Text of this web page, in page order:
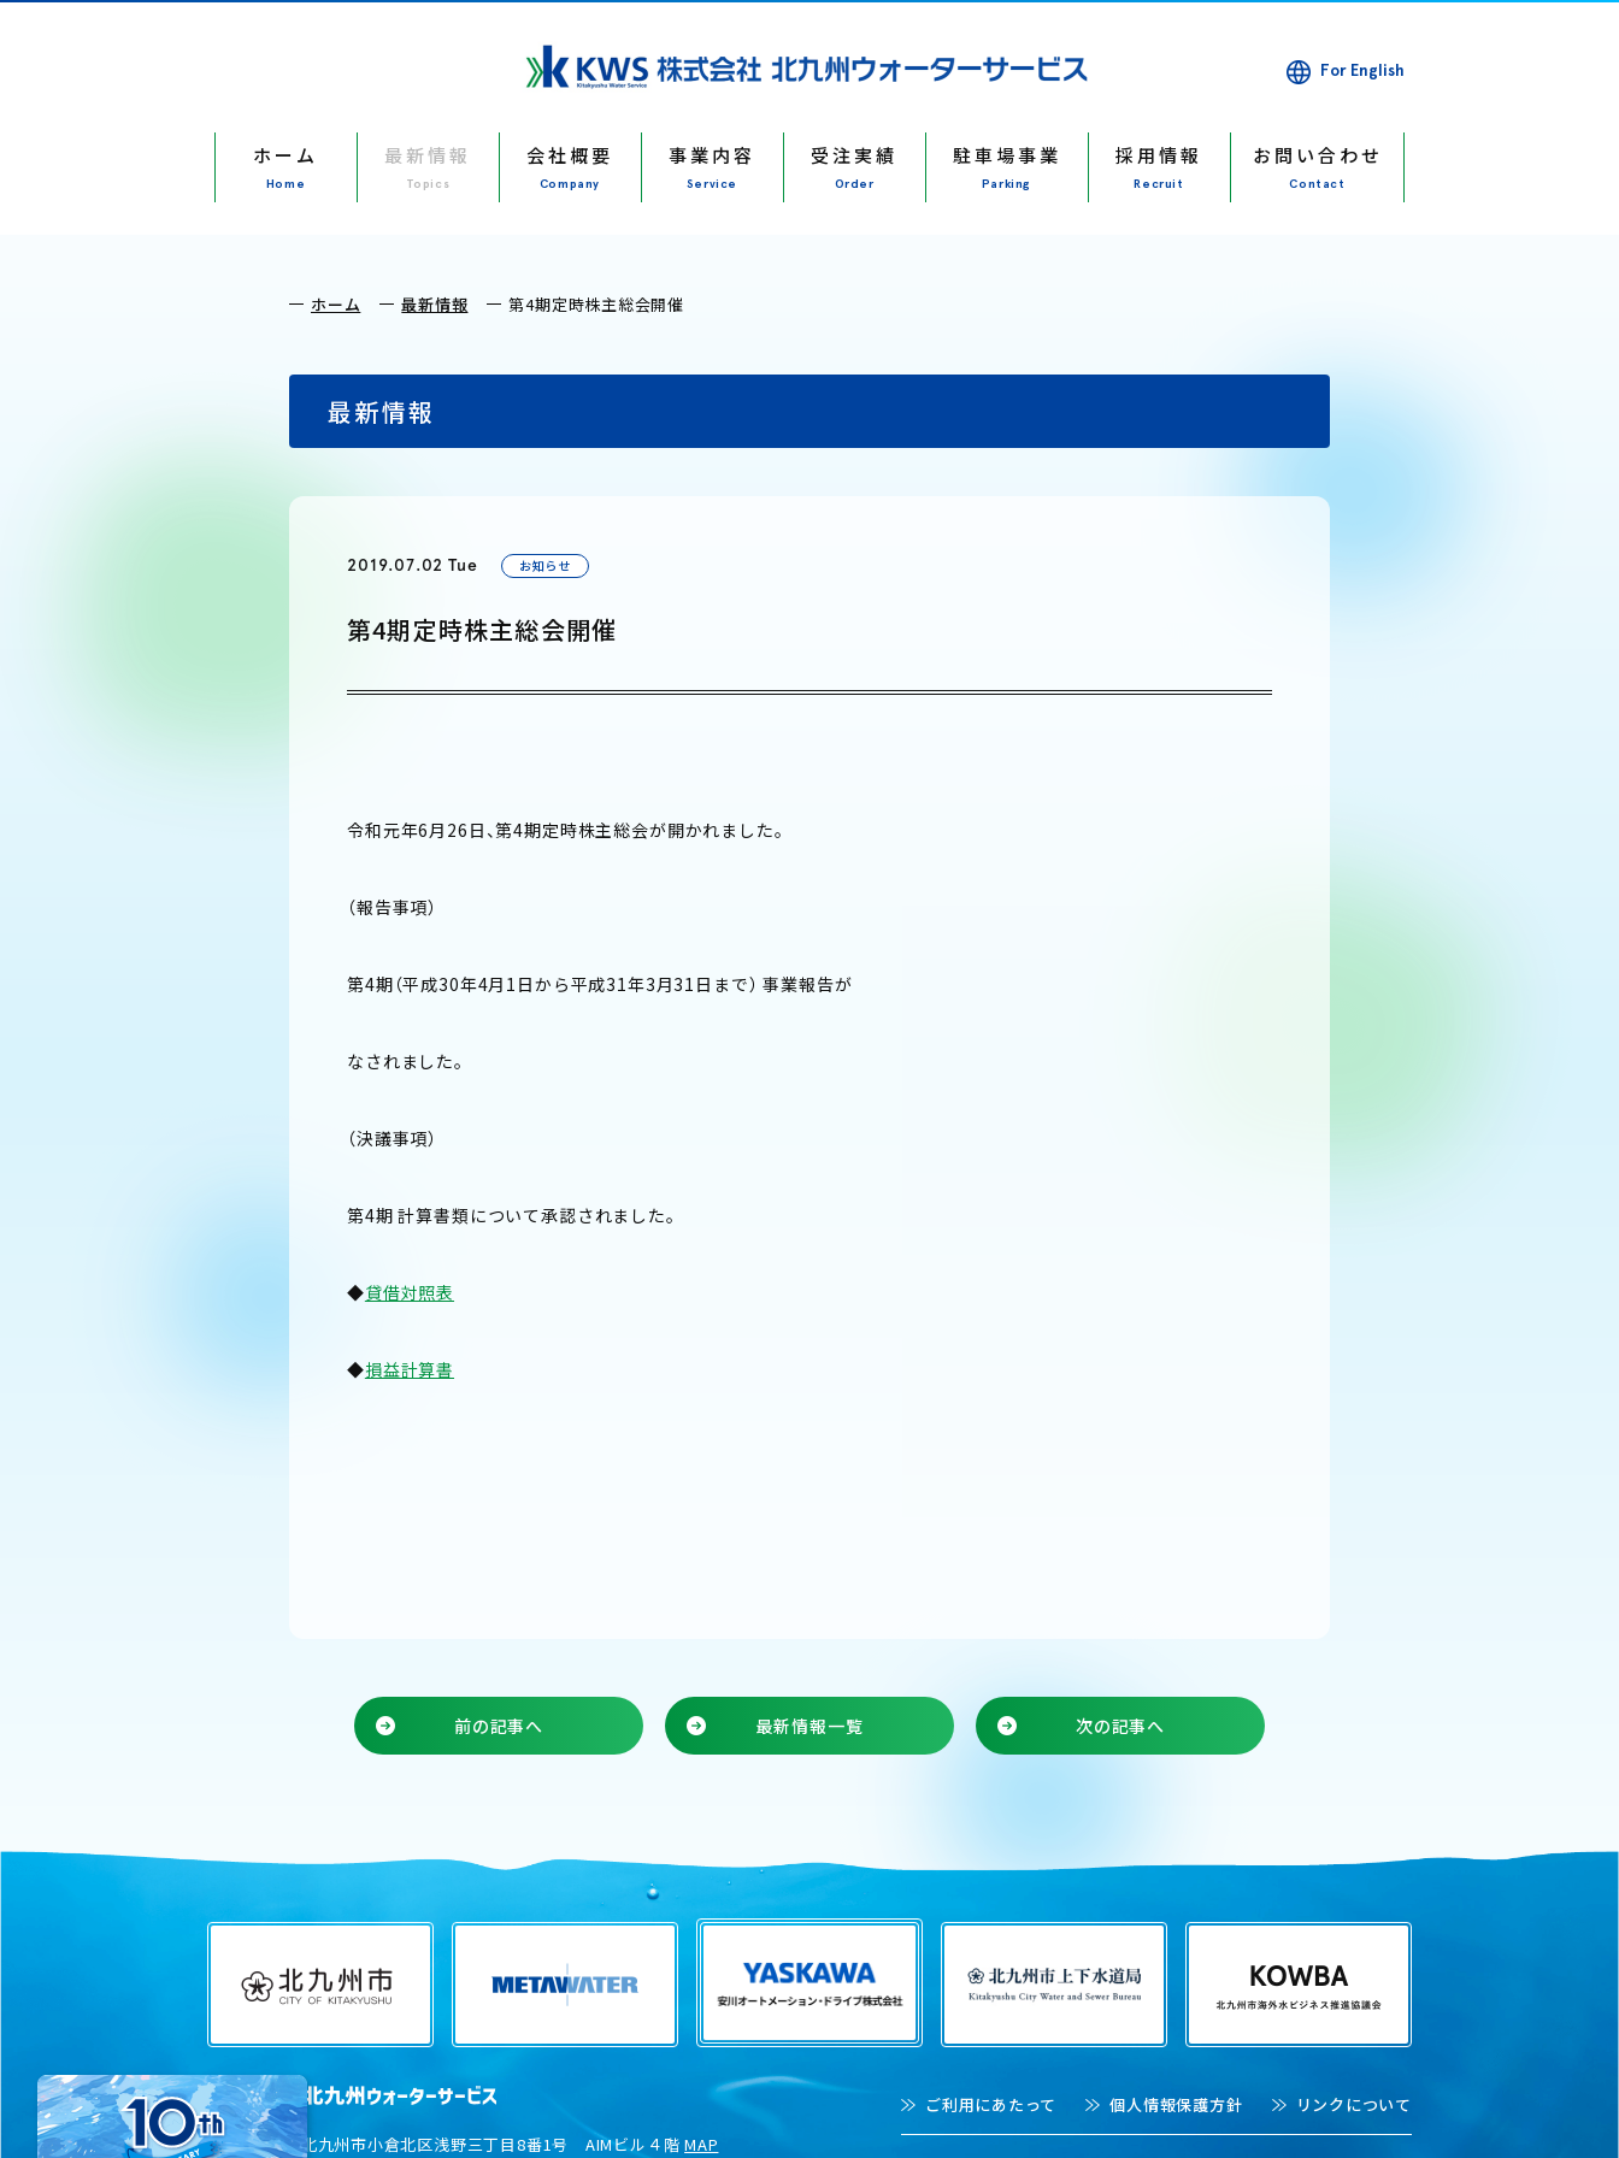
ホーム
Home
最新情報
Topics
会社概要
Company
事業内容
Service
受注実績
Order
駐車場事業
Parking
採用情報
Recruit
お問い合わせ
Contact
For English
ホーム 最新情報 第4期定時株主総会開催
最新情報
2019.07.02 Tue お知らせ
第4期定時株主総会開催
令和元年6月26日、第4期定時株主総会が開かれました。
（報告事項）
第4期（平成30年4月1日から平成31年3月31日まで） 事業報告が
なされました。
（決議事項）
第4期 計算書類について承認されました。
◆貸借対照表
◆損益計算書
前の記事へ 最新情報一覧 次の記事へ
〒802-0001北九州市小倉北区浅野三丁目8番1号 AIMビル４階MAP
ご利用にあたって 個人情報保護方針 リンクについて